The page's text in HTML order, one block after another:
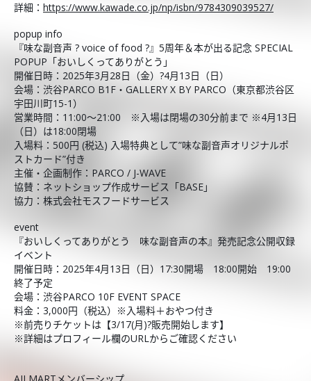
詳細： https://www.kawade.co.jp/np/isbn/9784309039527/
popup info
『味な副音声 ? voice of food ?』5周年＆本が出る記念 SPECIAL
POPUP「おいしくってありがとう」
開催日時：2025年3月28日（金）?4月13日（日）
会場：渋谷PARCO B1F・GALLERY X BY PARCO（東京都渋谷区
宇田川町15-1）
営業時間：11:00～21:00 ※入場は閉場の30分前まで ※4月13日
（日）は18:00閉場
入場料：500円 (税込) 入場特典として”味な副音声オリジナルポ
ストカード”付き
主催・企画制作：PARCO / J-WAVE
協賛：ネットショップ作成サービス「BASE」
協力：株式会社モスフードサービス
event
『おいしくってありがとう 味な副音声の本』発売記念公開収録
イベント
開催日時：2025年4月13日（日）17:30開場 18:00開始 19:00
終了予定
会場：渋谷PARCO 10F EVENT SPACE
料金：3,000円（税込）※入場料＋おやつ付き
※前売りチケットは【3/17(月)?販売開始します】
※詳細はプロフィール欄のURLからご確認ください